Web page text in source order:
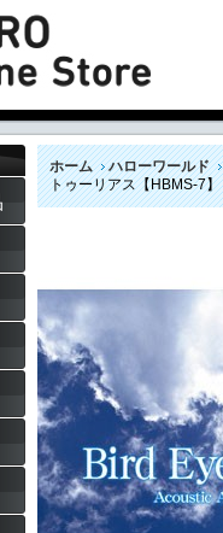
ホーム ハローワールド
トゥーリアス【HBMS-7】